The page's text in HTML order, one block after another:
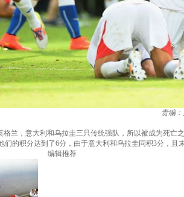
责编
格兰，意大利和乌拉圭三只传统强队，所以被成为死
们的积分达到了6分，由于意大利和乌拉圭同积3分，
编辑推荐